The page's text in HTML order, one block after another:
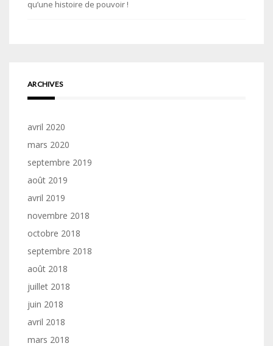
qu’une histoire de pouvoir !
ARCHIVES
avril 2020
mars 2020
septembre 2019
août 2019
avril 2019
novembre 2018
octobre 2018
septembre 2018
août 2018
juillet 2018
juin 2018
avril 2018
mars 2018